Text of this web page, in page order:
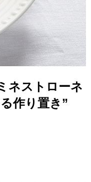
ネストローネ
作り置き”